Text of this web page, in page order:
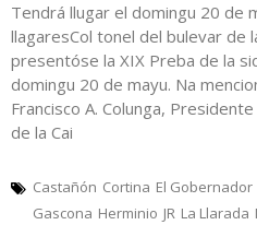
Tendrá llugar el domingu 20 de
llagaresCol tonel del bulevar de
presentóse la XIX Preba de la
domingu 20 de mayu. Na
Francisco A. Colunga,
de la Cai
Castañón Cortina El Gobernador
Gascona Herminio JR La Llarada